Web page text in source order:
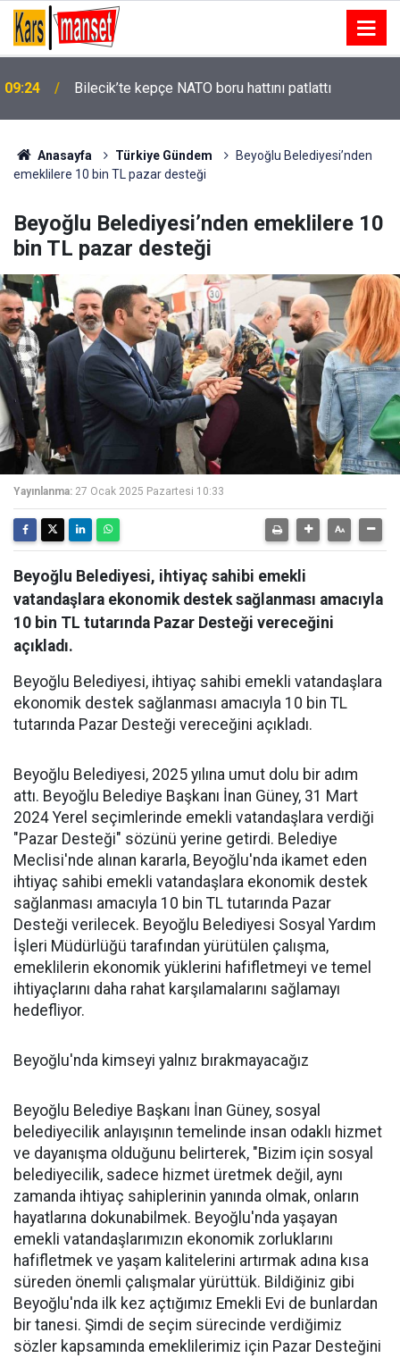
09:24 Bilecik’te kepçe NATO boru hattını patlattı
Anasayfa Türkiye Gündem
Beyoğlu Belediyesi’nden
emeklilere 10 bin TL pazar desteği
Beyoğlu Belediyesi’nden emeklilere 10
bin TL pazar desteği
Yayınlanma: 27 Ocak 2025 Pazartesi 10:33
Beyoğlu Belediyesi, ihtiyaç sahibi emekli
vatandaşlara ekonomik destek sağlanması amacıyla
10 bin TL tutarında Pazar Desteği vereceğini
açıkladı.
Beyoğlu Belediyesi, ihtiyaç sahibi emekli vatandaşlara
ekonomik destek sağlanması amacıyla 10 bin TL
tutarında Pazar Desteği vereceğini açıkladı.
Beyoğlu Belediyesi, 2025 yılına umut dolu bir adım
attı. Beyoğlu Belediye Başkanı İnan Güney, 31 Mart
2024 Yerel seçimlerinde emekli vatandaşlara verdiği
"Pazar Desteği" sözünü yerine getirdi. Belediye
Meclisi'nde alınan kararla, Beyoğlu'nda ikamet eden
ihtiyaç sahibi emekli vatandaşlara ekonomik destek
sağlanması amacıyla 10 bin TL tutarında Pazar
Desteği verilecek. Beyoğlu Belediyesi Sosyal Yardım
İşleri Müdürlüğü tarafından yürütülen çalışma,
emeklilerin ekonomik yüklerini hafifletmeyi ve temel
ihtiyaçlarını daha rahat karşılamalarını sağlamayı
hedefliyor.
Beyoğlu'nda kimseyi yalnız bırakmayacağız
Beyoğlu Belediye Başkanı İnan Güney, sosyal
belediyecilik anlayışının temelinde insan odaklı hizmet
ve dayanışma olduğunu belirterek, "Bizim için sosyal
belediyecilik, sadece hizmet üretmek değil, aynı
zamanda ihtiyaç sahiplerinin yanında olmak, onların
hayatlarına dokunabilmek. Beyoğlu'nda yaşayan
emekli vatandaşlarımızın ekonomik zorluklarını
hafifletmek ve yaşam kalitelerini artırmak adına kısa
süreden önemli çalışmalar yürüttük. Bildiğiniz gibi
Beyoğlu'nda ilk kez açtığımız Emekli Evi de bunlardan
bir tanesi. Şimdi de seçim sürecinde verdiğimiz
sözler kapsamında emeklilerimiz için Pazar Desteğini